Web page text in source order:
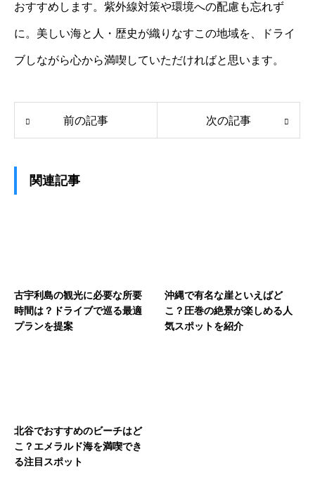
おすすめします。紫外線対策や環境への配慮も忘れず
に。美しい海と人・歴史が織りなすこの地域を、ドライ
ブしながら心から満喫していただければと思います。
前の記事 次の記事
関連記事
古宇利島の観光に必要な所要
時間は？ドライブで巡る最適
プランを提案
沖縄で有名な崖といえばど
こ？圧巻の絶景が楽しめる人
気スポットを紹介
北谷でおすすめのビーチはど
こ？エメラルド海を満喫でき
る注目スポット